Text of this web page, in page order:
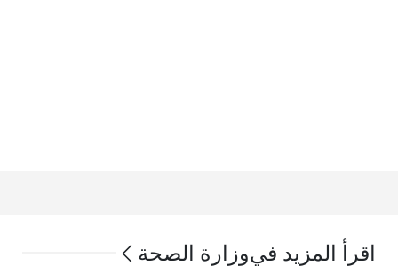
اقرأ المزيد فيوزارة الصحة